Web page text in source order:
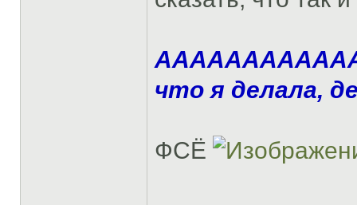
что я делала,
ФСЁ